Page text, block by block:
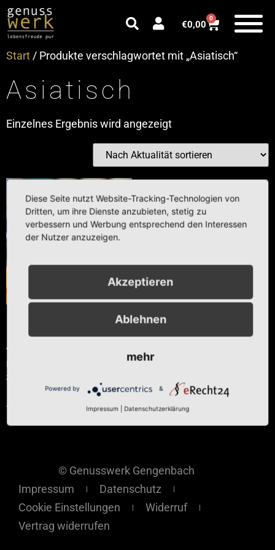
€0,00
0
Start / Produkte verschlagwortet mit „Asiatisch“
Asiatisch
Einzelnes Ergebnis wird angezeigt
Ingwer-Balsam
Ab
Enthält 7% reduzierte MwSt.
zzgl.
Ausführung wählen
© Genusswerk Gengenbach
Impressum
Datenschutz
Cookie Einstellungen
Widerruf
Vertrag widerrufen
Diese Seite nutzt Website-Tracking-Technologien von
Dritten, um ihre Dienste anzubieten, stetig zu
verbessern und Werbung entsprechend den Interessen
der Nutzer anzuzeigen.
Akzeptieren
Ablehnen
mehr
Powered by &
Impressum Datenschutzerklärung